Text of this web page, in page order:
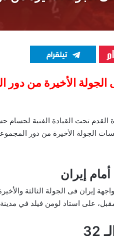
الأخيرة من دور
تحت القيادة الفنية لحسام
إيران
إيران فى الجولة الثالثة
على استاد لومن فيلد في مدينة